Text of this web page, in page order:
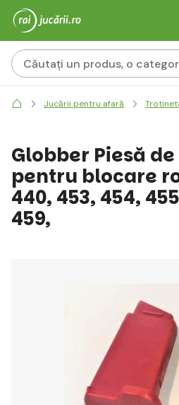
Jucării pentru afară
Globber Piesă
pentru blocare
440, 453, 454,
459,